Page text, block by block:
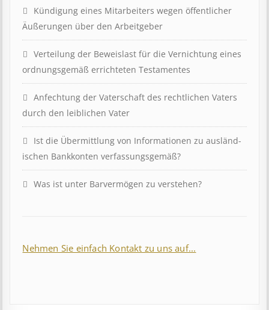
Kündigung eines Mit­ar­beit­ers wegen öffent­lich­er
Äuß­er­ung­en über den Ar­beit­geber
Ver­teil­ung der Be­weis­last für die Ver­nicht­ung eines
ord­nungs­ge­mäß er­richt­et­en Test­ament­es
Anfechtung der Vaterschaft des rechtlichen Vaters
durch den leiblichen Vater
Ist die Über­mitt­lung von In­for­mat­ion­en zu aus­länd­
isch­en Bank­kont­en ver­fass­ungs­ge­mäß?
Was ist unter Barvermögen zu verstehen?
Nehmen Sie einfach Kontakt zu uns auf...